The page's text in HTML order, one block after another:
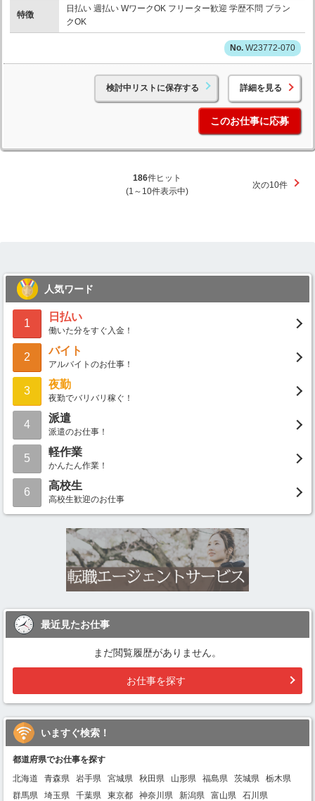
特徴
日払い 週払い WワークOK フリーター歓迎 学歴不問 ブラン
クOK
W23772-070
検討中リストに保存する 詳細を見る
このお仕事に応募
186件ヒット
(1～10件表示中)
次の10件
人気ワード
1
日払い
働いた分をすぐ入金！
2
バイト
アルバイトのお仕事！
3
夜勤
夜勤でバリバリ稼ぐ！
4
派遣
派遣のお仕事！
5
軽作業
かんたん作業！
6
高校生
高校生歓迎のお仕事
最近見たお仕事
まだ閲覧履歴がありません。
お仕事を探す
いますぐ検索！
都道府県でお仕事を探す
北海道
青森県 岩手県 宮城県 秋田県 山形県 福島県 茨城県
栃木県
群馬県
埼玉県 千葉県 東京都 神奈川県 新潟県 富山県
石川県